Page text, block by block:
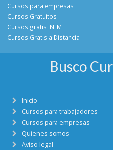
Cursos para empresas
Cursos Gratuitos
Cursos gratis INEM
Cursos Gratis a Distancia
Busco
Inicio
Cursos para trabajadores
Cursos para empresas
Quienes somos
Aviso legal